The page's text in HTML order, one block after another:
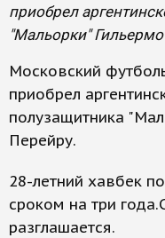
приобрел
"Мальорки"
Московский
приобрел
полузащитника
Перейру.
28-летний хавбек
сроком на три
разглашается.